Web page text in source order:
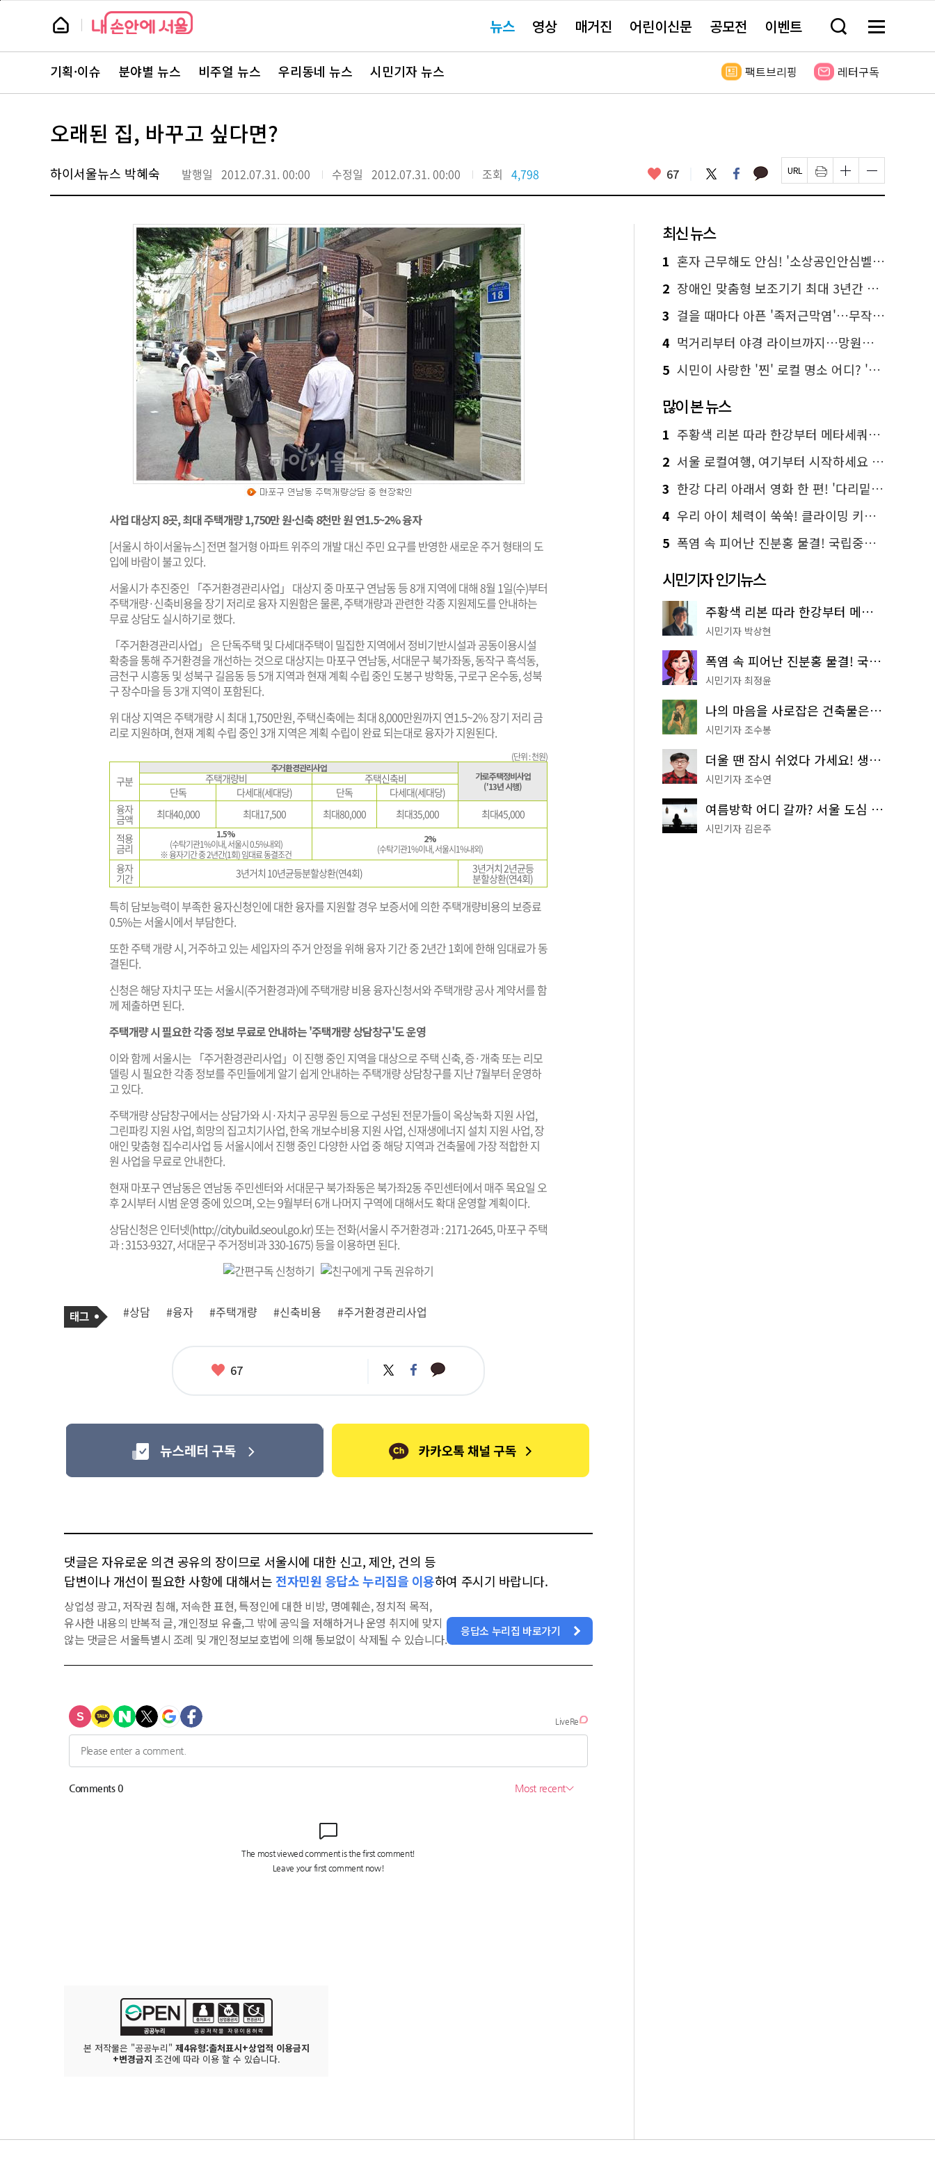
본
뉴
스 요뉴스 영상 매거진 어린이신문 공모전 이벤트 검
창
기
메
전
보
뉴
스
주
서
바
로
기획·이슈 분야별 뉴스 비주얼 뉴스 우리동네 뉴스 시민기자 뉴스 팩트브리핑 레터구독
오래된 집, 바꾸고 싶다면?
하이서울뉴스 박혜숙 발행일 2012.07.31. 00:00 수정일 2012.07.31. 00:00 조회 4,798 좋
요
67 트
위
터
페
이
스
카
카 페
이
지
인
쇄
하
글
자
크
하
기
글
자
크
하
기
사업 대상지 8곳, 최대 주택개량 1,750만 원·신축 8천만 원 연1.5~2% 융자
[서울시 하이서울뉴스] 전면 철거형 아파트 위주의 개발 대신 주민 요구를 반영한 새로운 주거 형태의 도
입에 바람이 불고 있다.
서울시가 추진중인 「주거환경관리사업」 대상지 중 마포구 연남동 등 8개 지역에 대해 8월 1일(수)부터
주택개량·신축비용을 장기 저리로 융자 지원함은 물론, 주택개량과 관련한 각종 지원제도를 안내하는
무료 상담도 실시하기로 했다.
「주거환경관리사업」 은 단독주택 및 다세대주택이 밀집한 지역에서 정비기반시설과 공동이용시설
확충을 통해 주거환경을 개선하는 것으로 대상지는 마포구 연남동, 서대문구 북가좌동, 동작구 흑석동,
금천구 시흥동 및 성북구 길음동 등 5개 지역과 현재 계획 수립 중인 도봉구 방학동, 구로구 온수동, 성북
구 장수마을 등 3개 지역이 포함된다.
위 대상 지역은 주택개량 시 최대 1,750만원, 주택신축에는 최대 8,000만원까지 연1.5~2% 장기 저리 금
리로 지원하며, 현재 계획 수립 중인 3개 지역은 계획 수립이 완료 되는대로 융자가 지원된다.
(단위 : 천원)
구분
주거환경관리사업
가로주택정비사업
(′13년 시행)
주택개량비
주택신축비
단독
다세대(세대당) 단독
다세대(세대당)
융자
금액 최대40,000 최대17,500 최대80,000 최대35,000
최대45,000
적용
금리
1.5%
(수탁기관1%이내, 서울시 0.5%내외)
※ 융자기간 중 2년간(1회) 임대료 동결조건
2%
(수탁기관1%이내, 서울시1%내외)
융자
기간 3년거치 10년균등분할상환(연4회) 3년거치 2년균등
분할상환(연4회)
특히 담보능력이 부족한 융자신청인에 대한 융자를 지원할 경우 보증서에 의한 주택개량비용의 보증료
0.5%는 서울시에서 부담한다.
또한 주택 개량 시, 거주하고 있는 세입자의 주거 안정을 위해 융자 기간 중 2년간 1회에 한해 임대료가 동
결된다.
신청은 해당 자치구 또는 서울시(주거환경과)에 주택개량 비용 융자신청서와 주택개량 공사 계약서를 함
께 제출하면 된다.
주택개량 시 필요한 각종 정보 무료로 안내하는 '주택개량 상담창구'도 운영
이와 함께 서울시는 「주거환경관리사업」이 진행 중인 지역을 대상으로 주택 신축, 증·개축 또는 리모
델링 시 필요한 각종 정보를 주민들에게 알기 쉽게 안내하는 주택개량 상담창구를 지난 7월부터 운영하
고 있다.
주택개량 상담창구에서는 상담가와 시·자치구 공무원 등으로 구성된 전문가들이 옥상녹화 지원 사업,
그린파킹 지원 사업, 희망의 집고치기사업, 한옥 개보수비용 지원 사업, 신재생에너지 설치 지원 사업, 장
애인 맞춤형 집수리사업 등 서울시에서 진행 중인 다양한 사업 중 해당 지역과 건축물에 가장 적합한 지
원 사업을 무료로 안내한다.
현재 마포구 연남동은 연남동 주민센터와 서대문구 북가좌동은 북가좌2동 주민센터에서 매주 목요일 오
후 2시부터 시범 운영 중에 있으며, 오는 9월부터 6개 나머지 구역에 대해서도 확대 운영할 계획이다.
상담신청은 인터넷(http://citybuild.seoul.go.kr) 또는 전화(서울시 주거환경과 : 2171-2645, 마포구 주택
과 : 3153-9327, 서대문구 주거정비과 330-1675) 등을 이용하면 된다.
사
태
그
#상담 #융자 #주택개량 #신축비용 #주거환경관리사업
좋
67 트
위
페
이
카
카
댓글은 자유로운 의견 공유의 장이므로 서울시에 대한 신고, 제안, 건의 등
답변이나 개선이 필요한 사항에 대해서는 전자민원 응답소 누리집을 이용하여 주시기 바랍니다.
상업성 광고, 저작권 침해, 저속한 표현, 특정인에 대한 비방, 명예훼손, 정치적 목적,
유사한 내용의 반복적 글, 개인정보 유출,그 밖에 공익을 저해하거나 운영 취지에 맞지
않는 댓글은 서울특별시 조례 및 개인정보보호법에 의해 통보없이 삭제될 수 있습니다.
응답소 누리집 바로가기
본 저작물은 "공공누리" 제4유형:출처표시+상업적 이용금지
+변경금지 조건에 따라 이용 할 수 있습니다.
최신 뉴스
1 혼자 근무해도 안심! '소상공인안심벨' 신청하세요
2 장애인 맞춤형 보조기기 최대 3년간 무상 대여…삶의 질 높인다
3 걸을 때마다 아픈 '족저근막염'…무작정 참지 말고 '이것' 해보세요!
4 먹거리부터 야경 라이브까지…망원한강공원 알짜 코스
5 시민이 사랑한 '찐' 로컬 명소 어디? '서울에디션25' 추천 코스
많이 본 뉴스
1 주황색 리본 따라 한강부터 메타세쿼이아 숲길까지…서울둘레길 15코스
2 서울 로컬여행, 여기부터 시작하세요 '서울에디션25'
3 한강 다리 아래서 영화 한 편! '다리밑 영화관' 무료 상영
4 우리 아이 체력이 쑥쑥! 클라이밍 키즈카페·어린이 체력장
5 폭염 속 피어난 진분홍 물결! 국립중앙박물관 배롱나무 명소
시민기자 인기뉴스
주황색 리본 따라 한강부터 메타세쿼이아 숲길까지…서울둘레길 15코스
시민기자 박상현
폭염 속 피어난 진분홍 물결! 국립중앙박물관 배롱나무 명소
시민기자 최정윤
나의 마음을 사로잡은 건축물은? '서울시 건축상' 수상작 공개!
시민기자 조수봉
더울 땐 잠시 쉬었다 가세요! 생수 냉장고부터 해피소·무더위쉼터까지
시민기자 조수연
여름방학 어디 갈까? 서울 도심 무료 실내 여행 코스 추천
시민기자 김은주
페